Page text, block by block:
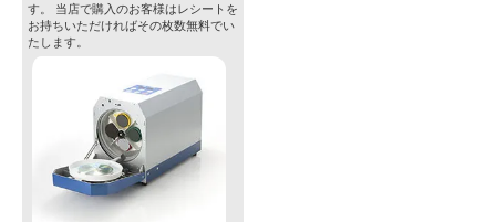
す。 当店で購入のお客様はレシートを
お持ちいただければその枚数無料でい
たします。